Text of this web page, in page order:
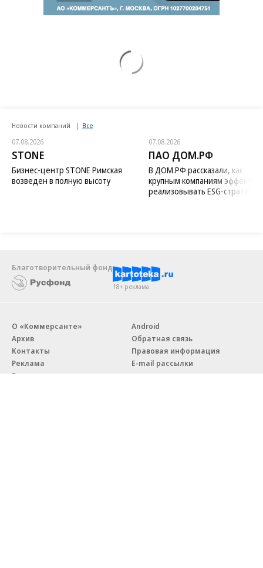
Новости компаний Все
07.08.2026
STONE
Бизнес-центр STONE Римская
возведен в полную высоту
07.08.2026
ПАО ДОМ.РФ
В ДОМ.РФ рассказали, как
крупным компаниям
реализовывать ESG-стратегию
Благотворительный фонд
18+ реклама
О «Коммерсанте»
Архив
Контакты
Реклама
Вакансии
Android
Обратная связь
Правовая информация
E-mail рассылки